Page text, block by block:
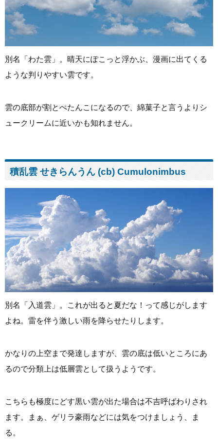
別名「わた雲」。晴天にぽこっと浮かぶ、漫画に出てくる
ような判りやすい雲です。
雲の底部が割とぺたんこになるので、綿菓子と言うよりシ
ュークリームに近いかも知れません。
積乱雲 せきらんうん (cb) Cumulonimbus
別名「入道雲」。これが出ると夏だな！って感じがします
よね。雷を伴う激しい雨を降らせたりします。
かなりの上空まで発達しますが、雲の底は低いところにあ
るので分類上は低層雲として扱うようです。
こちらも極度にどす黒い雲が出た場合は不吉呼ばわりされ
ます。まぁ、ゲリラ豪雨などには気をつけましょう、ま
る。